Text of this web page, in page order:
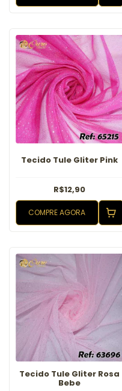
Tecido Tule Gliter Pink
R$12,90
COMPRE AGORA
Tecido Tule Gliter Rosa
Bebe